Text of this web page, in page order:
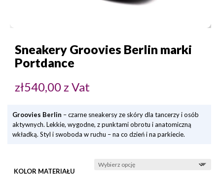
Sneakery Groovies Berlin marki
Portdance
zł540,00 z Vat
Groovies Berlin – czarne sneakersy ze skóry dla tancerzy i osób
aktywnych. Lekkie, wygodne, z punktami obrotu i anatomiczną
wkładką. Styl i swoboda w ruchu – na co dzień i na parkiecie.
KOLOR MATERIAŁU